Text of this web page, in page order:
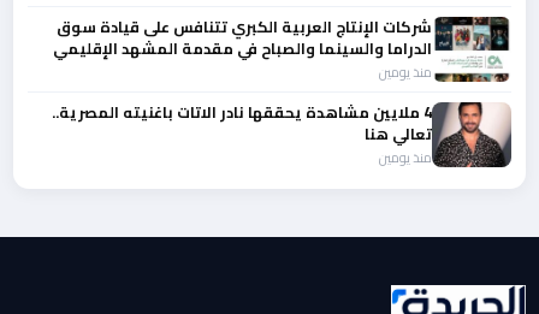
شركات الإنتاج العربية الكبري تتنافس على قيادة سوق
الدراما والسينما والصباح في مقدمة المشهد الإقليمي
منذ يومين
4 ملايين مشاهدة يحققها نادر الاتات باغنيته المصرية..
تعالي هنا
منذ يومين